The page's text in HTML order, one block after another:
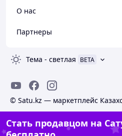
О нас
Партнеры
Тема - светлая BETA
© Satu.kz — маркетплейс
Стать продавцом на